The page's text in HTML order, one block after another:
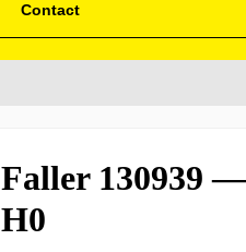
Contact
Faller 130939
H0